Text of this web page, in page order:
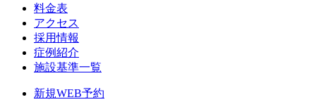
料金表
アクセス
採用情報
症例紹介
施設基準一覧
新規WEB予約